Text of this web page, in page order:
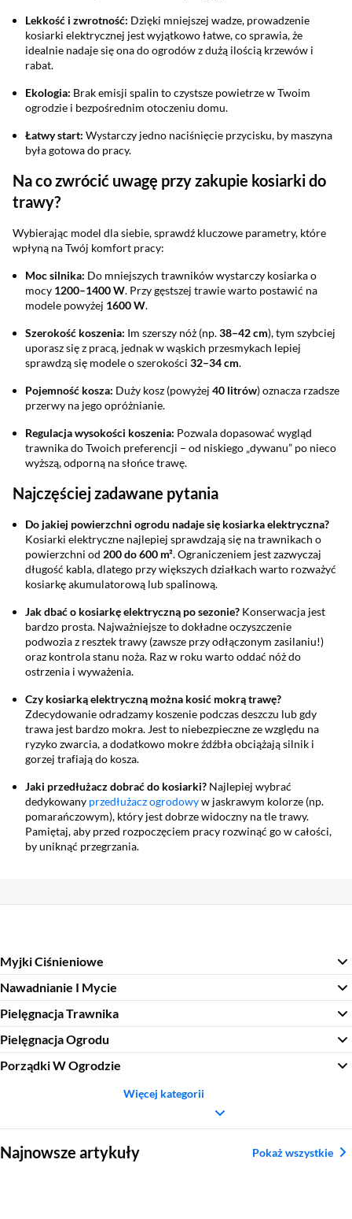
Lekkość i zwrotność: Dzięki mniejszej wadze, prowadzenie
kosiarki elektrycznej jest wyjątkowo łatwe, co sprawia, że
idealnie nadaje się ona do ogrodów z dużą ilością krzewów i
rabat.
Ekologia: Brak emisji spalin to czystsze powietrze w Twoim
ogrodzie i bezpośrednim otoczeniu domu.
Łatwy start: Wystarczy jedno naciśnięcie przycisku, by maszyna
była gotowa do pracy.
Na co zwrócić uwagę przy zakupie kosiarki do
trawy?
Wybierając model dla siebie, sprawdź kluczowe parametry, które
wpłyną na Twój komfort pracy:
Moc silnika: Do mniejszych trawników wystarczy kosiarka o
mocy 1200–1400 W. Przy gęstszej trawie warto postawić na
modele powyżej 1600 W.
Szerokość koszenia: Im szerszy nóż (np.38–42 cm), tym szybciej
uporasz się z pracą, jednak w wąskich przesmykach lepiej
sprawdzą się modele o szerokości 32–34 cm.
Pojemność kosza: Duży kosz (powyżej 40 litrów) oznacza rzadsze
przerwy na jego opróżnianie.
Regulacja wysokości koszenia: Pozwala dopasować wygląd
trawnika do Twoich preferencji – od niskiego „dywanu” po nieco
wyższą, odporną na słońce trawę.
Najczęściej zadawane pytania
Do jakiej powierzchni ogrodu nadaje się kosiarka elektryczna?
Kosiarki elektryczne najlepiej sprawdzają się na trawnikach o
powierzchni od 200 do 600 m². Ograniczeniem jest zazwyczaj
długość kabla, dlatego przy większych działkach warto rozważyć
kosiarkę akumulatorową lub spalinową.
Jak dbać o kosiarkę elektryczną po sezonie? Konserwacja jest
bardzo prosta. Najważniejsze to dokładne oczyszczenie
podwozia z resztek trawy (zawsze przy odłączonym zasilaniu!)
oraz kontrola stanu noża. Raz w roku warto oddać nóż do
ostrzenia i wyważenia.
Czy kosiarką elektryczną można kosić mokrą trawę?
Zdecydowanie odradzamy koszenie podczas deszczu lub gdy
trawa jest bardzo mokra. Jest to niebezpieczne ze względu na
ryzyko zwarcia, a dodatkowo mokre źdźbła obciążają silnik i
gorzej trafiają do kosza.
Jaki przedłużacz dobrać do kosiarki? Najlepiej wybrać
dedykowany przedłużacz ogrodowyw jaskrawym kolorze (np.
pomarańczowym), który jest dobrze widoczny na tle trawy.
Pamiętaj, aby przed rozpoczęciem pracy rozwinąć go w całości,
by uniknąć przegrzania.
Myjki Ciśnieniowe
Nawadnianie I Mycie
Pielęgnacja Trawnika
Pielęgnacja Ogrodu
Porządki W Ogrodzie
Więcej kategorii
Najnowsze artykuły Pokaż wszystkie